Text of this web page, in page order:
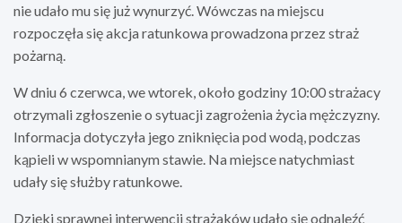
nie udało mu się już wynurzyć. Wówczas na miejscu
rozpoczęła się akcja ratunkowa prowadzona przez straż
pożarną.
W dniu 6 czerwca, we wtorek, około godziny 10:00 strażacy
otrzymali zgłoszenie o sytuacji zagrożenia życia mężczyzny.
Informacja dotyczyła jego zniknięcia pod wodą, podczas
kąpieli w wspomnianym stawie. Na miejsce natychmiast
udały się służby ratunkowe.
Dzięki sprawnej interwencji strażaków udało się odnaleźć